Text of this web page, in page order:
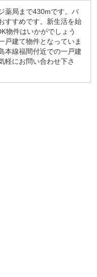
薬局まで430mです。バ
すすめです。新生活を始
物件はいかがでしょう
戸建て物件となっていま
本線福間付近での一戸建
軽にお問い合わせ下さ